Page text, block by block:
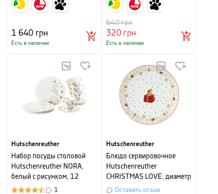
1 640 грн
Есть в наличии
320грн
640грн
Есть в наличии
Hutschenreuther
Набор посуды столовой
Hutschenreuther NORA,
белый с рисунком, 12
предметов
1
Hutschenreuther
Блюдо сервировочное
Hutschenreuther
CHRISTMAS LOVE, диаметр
31 см, белый с рисунком
Оставить отзыв